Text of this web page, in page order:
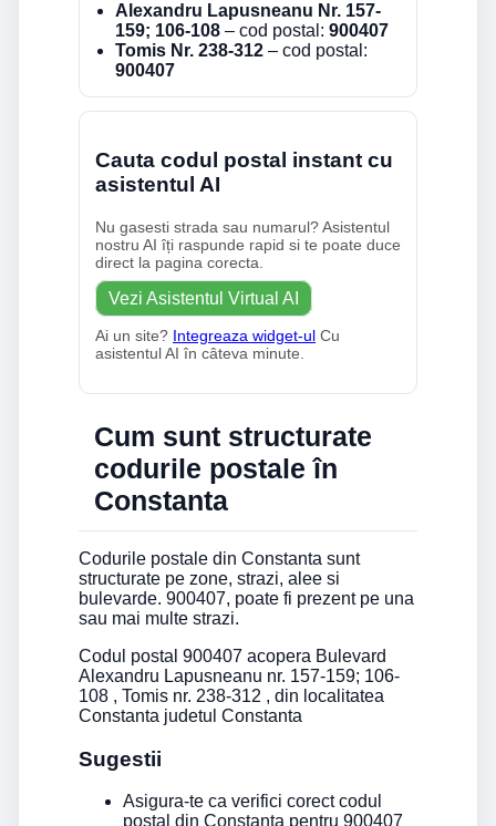
Alexandru Lapusneanu Nr. 157-
159; 106-108 – cod postal: 900407
Tomis Nr. 238-312 – cod postal:
900407
Cauta codul postal instant cu
asistentul AI
Nu gasesti strada sau numarul? Asistentul
nostru AI îți raspunde rapid si te poate duce
direct la pagina corecta.
Vezi Asistentul Virtual AI
Ai un site? Integreaza widget-ul Cu
asistentul AI în câteva minute.
Cum sunt structurate
codurile postale în
Constanta
Codurile postale din Constanta sunt
structurate pe zone, strazi, alee si
bulevarde. 900407, poate fi prezent pe una
sau mai multe strazi.
Codul postal 900407 acopera Bulevard
Alexandru Lapusneanu nr. 157-159; 106-
108 , Tomis nr. 238-312 , din localitatea
Constanta judetul Constanta
Sugestii
Asigura-te ca verifici corect codul
postal din Constanta pentru 900407